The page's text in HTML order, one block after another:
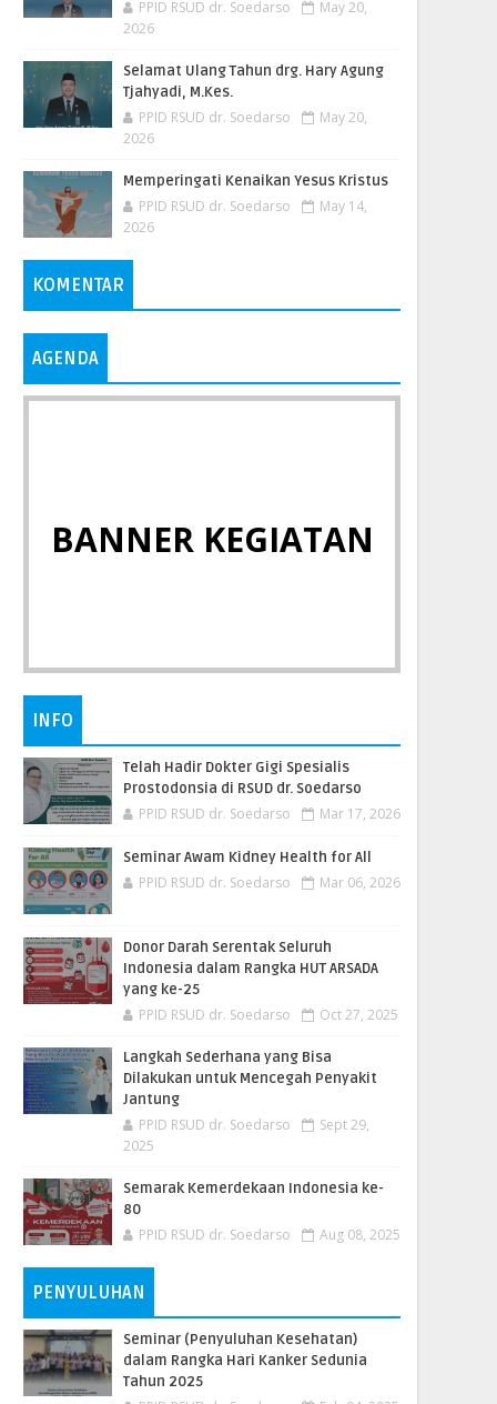
PPID RSUD dr. Soedarso
May 20,
2026
Selamat Ulang Tahun drg. Hary Agung
Tjahyadi, M.Kes.
PPID RSUD dr. Soedarso
May 20,
2026
Memperingati Kenaikan Yesus Kristus
PPID RSUD dr. Soedarso
May 14,
2026
KOMENTAR
AGENDA
BANNER KEGIATAN
INFO
Telah Hadir Dokter Gigi Spesialis
Prostodonsia di RSUD dr. Soedarso
PPID RSUD dr. Soedarso Mar 17, 2026
Seminar Awam Kidney Health for All
PPID RSUD dr. Soedarso Mar 06, 2026
Donor Darah Serentak Seluruh
Indonesia dalam Rangka HUT ARSADA
yang ke-25
PPID RSUD dr. Soedarso Oct 27, 2025
Langkah Sederhana yang Bisa
Dilakukan untuk Mencegah Penyakit
Jantung
PPID RSUD dr. Soedarso
Sept 29,
2025
Semarak Kemerdekaan Indonesia ke-
80
PPID RSUD dr. Soedarso Aug 08, 2025
PENYULUHAN
Seminar (Penyuluhan Kesehatan)
dalam Rangka Hari Kanker Sedunia
Tahun 2025